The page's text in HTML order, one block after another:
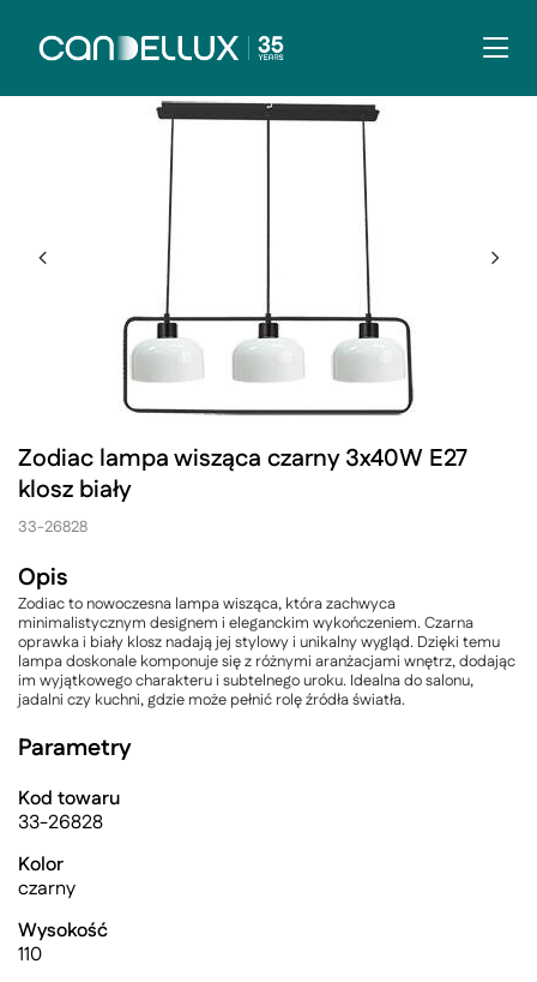
Zodiac lampa wisząca czarny 3x40W E27
klosz biały
33-26828
Opis
Zodiac to nowoczesna lampa wisząca, która zachwyca
minimalistycznym designem i eleganckim wykończeniem. Czarna
oprawka i biały klosz nadają jej stylowy i unikalny wygląd. Dzięki temu
lampa doskonale komponuje się z różnymi aranżacjami wnętrz, dodając
im wyjątkowego charakteru i subtelnego uroku. Idealna do salonu,
jadalni czy kuchni, gdzie może pełnić rolę źródła światła.
Parametry
Kod towaru
33-26828
Kolor
czarny
Wysokość
110